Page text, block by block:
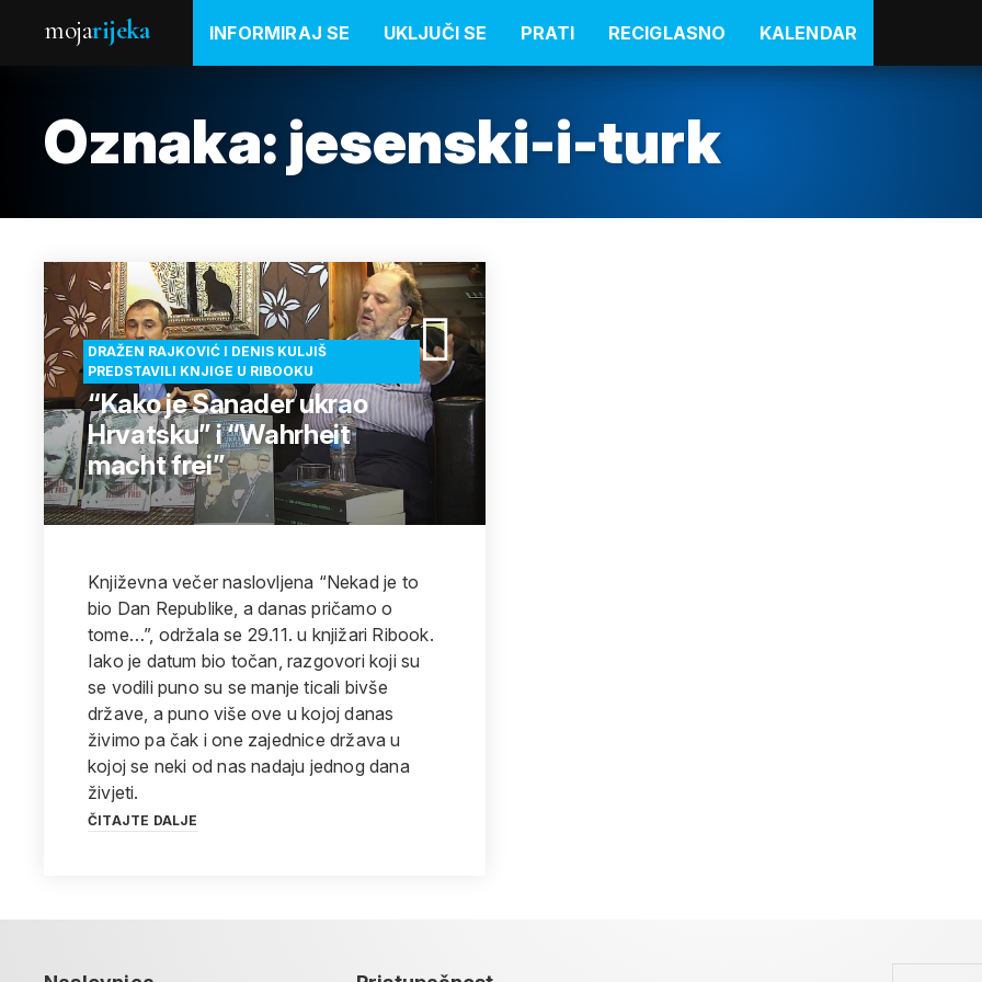
mojarijeka INFORMIRAJ SE UKLJUČI SE PRATI RECIGLASNO KALENDAR
Oznaka: jesenski-i-turk
DRAŽEN RAJKOVIĆ I DENIS KULJIŠ
PREDSTAVILI KNJIGE U RIBOOKU
“Kako je Sanader ukrao
Hrvatsku” i “Wahrheit
macht frei”
Književna večer naslovljena “Nekad je to
bio Dan Republike, a danas pričamo o
tome…”, održala se 29.11. u knjižari Ribook.
Iako je datum bio točan, razgovori koji su
se vodili puno su se manje ticali bivše
države, a puno više ove u kojoj danas
živimo pa čak i one zajednice država u
kojoj se neki od nas nadaju jednog dana
živjeti.
ČITAJTE DALJE